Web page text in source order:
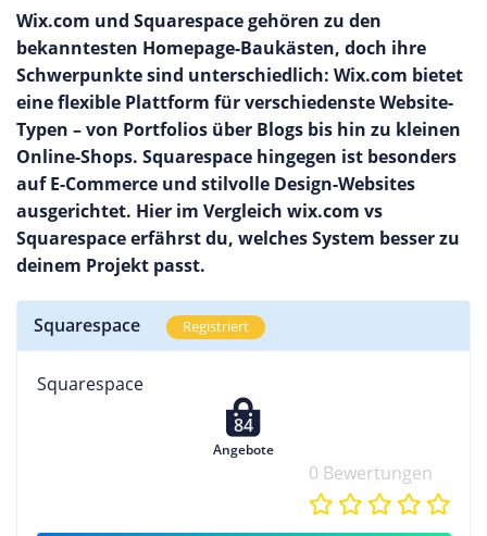
Wix.com und Squarespace gehören zu den
bekanntesten Homepage-Baukästen, doch ihre
Schwerpunkte sind unterschiedlich: Wix.com bietet
eine flexible Plattform für verschiedenste Website-
Typen – von Portfolios über Blogs bis hin zu kleinen
Online-Shops. Squarespace hingegen ist besonders
auf E-Commerce und stilvolle Design-Websites
ausgerichtet. Hier im Vergleich wix.com vs
Squarespace erfährst du, welches System besser zu
deinem Projekt passt.
Squarespace Registriert
Squarespace
84
Angebote
0 Bewertungen